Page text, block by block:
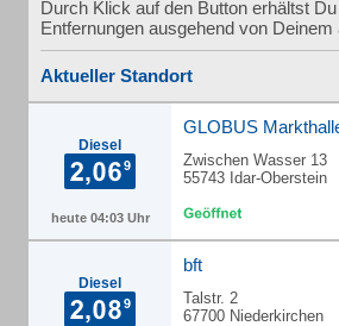
Durch Klick auf den Button erhältst
Entfernungen ausgehend von Deinem
Aktueller Standort
Diesel
heute 04:03 Uhr
GLOBUS
Zwischen Wasser 13
55743 Idar-Oberstein
Diesel
bft
Talstr. 2
67700 Niederkirchen